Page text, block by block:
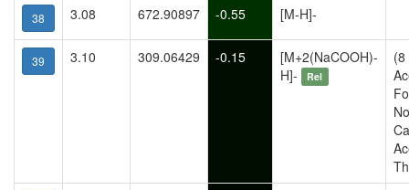
38 3.08 672.90897 -0.55 [M-H]-
39 3.10 309.06429 -0.15
[M+2(NaCOOH)-
H]-
Rel
(8